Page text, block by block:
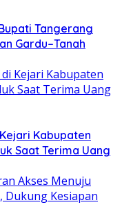
Tangerang
Gardu–Tanah
Kabupaten
Saat Terima Uang